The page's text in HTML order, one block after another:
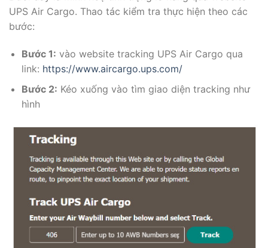
UPS Air Cargo. Thao tác kiểm tra thực hiện theo các
bước:
Bước 1: vào website tracking UPS Air Cargo qua
link: https://www.aircargo.ups.com/
Bước 2: Kéo xuống vào tìm giao diện tracking như
hình